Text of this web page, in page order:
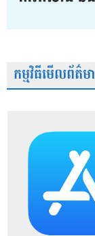
កម្មវិធីមើលព័ត៌ម